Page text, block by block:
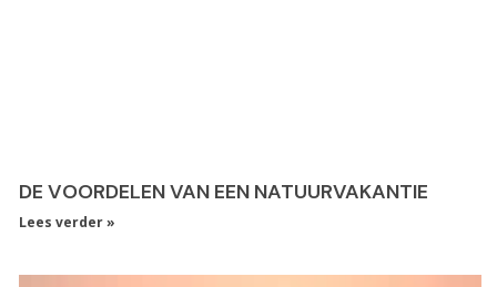
DE VOORDELEN VAN EEN NATUURVAKANTIE
Lees verder »